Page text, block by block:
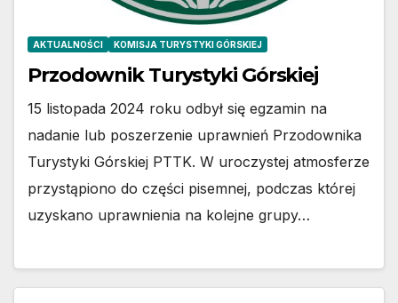
AKTUALNOŚCI KOMISJA TURYSTYKI GÓRSKIEJ
Przodownik Turystyki Górskiej
15 listopada 2024 roku odbył się egzamin na
nadanie lub poszerzenie uprawnień Przodownika
Turystyki Górskiej PTTK. W uroczystej atmosferze
przystąpiono do części pisemnej, podczas której
uzyskano uprawnienia na kolejne grupy…